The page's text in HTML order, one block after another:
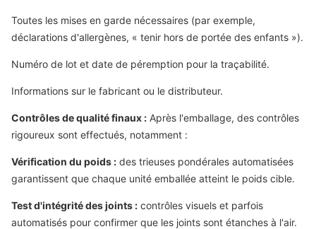
Toutes les mises en garde nécessaires (par exemple,
déclarations d'allergènes, « tenir hors de portée des enfants »).
Numéro de lot et date de péremption pour la traçabilité.
Informations sur le fabricant ou le distributeur.
Contrôles de qualité finaux : Après l'emballage, des contrôles
rigoureux sont effectués, notamment :
Vérification du poids : des trieuses pondérales automatisées
garantissent que chaque unité emballée atteint le poids cible.
Test d'intégrité des joints : contrôles visuels et parfois
automatisés pour confirmer que les joints sont étanches à l'air.